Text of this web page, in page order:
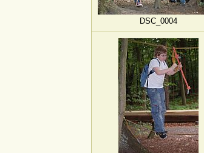
DSC_0004